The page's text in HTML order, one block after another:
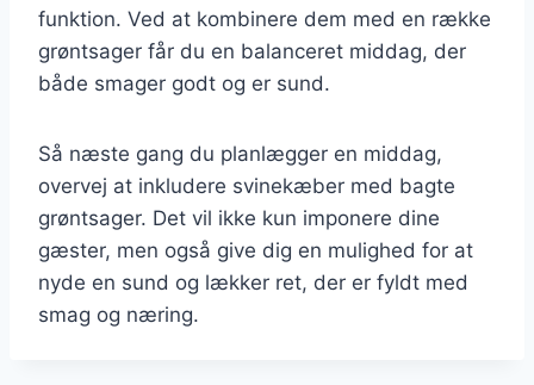
funktion. Ved at kombinere dem med en række
grøntsager får du en balanceret middag, der
både smager godt og er sund.
Så næste gang du planlægger en middag,
overvej at inkludere svinekæber med bagte
grøntsager. Det vil ikke kun imponere dine
gæster, men også give dig en mulighed for at
nyde en sund og lækker ret, der er fyldt med
smag og næring.